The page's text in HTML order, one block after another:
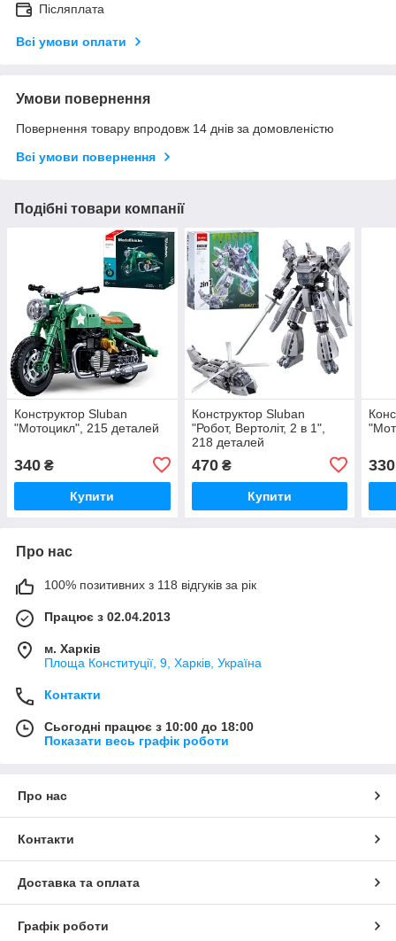
Післяплата
Всі умови оплати
Умови повернення
Повернення товару впродовж 14 днів за домовленістю
Всі умови повернення
Подібні товари компанії
Конструктор Sluban
"Мотоцикл", 215 деталей
340 ₴
Купити
Конструктор Sluban
"Робот, Вертоліт, 2 в 1",
218 деталей
470₴
Купити
330
Про нас
100% позитивних з 118 відгуків за рік
Працює з 02.04.2013
м. Харків
Площа Конституції, 9, Харків, Україна
Контакти
Сьогодні працює з 10:00 до 18:00
Показати весь графік роботи
Про нас
Контакти
Доставка та оплата
Графік роботи